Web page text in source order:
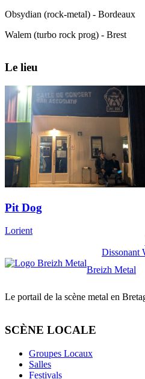
Obsydian (rock-metal) - Bordeaux
Walem (turbo rock prog) - Brest
Le lieu
Pit Dog
Lorient
Dissonant
Breizh Metal
Le portail de la scène metal en
SCÈNE LOCALE
Groupes Locaux
Salles
Festivals